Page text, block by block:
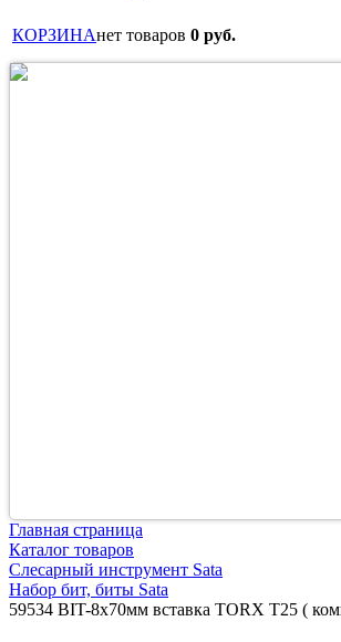
КОРЗИНАнет товаров 0 руб.
Главная страница
Каталог товаров
Слесарный инструмент Sata
Набор бит, биты Sata
59534 BIT-8х70мм вставка TORX T25 (